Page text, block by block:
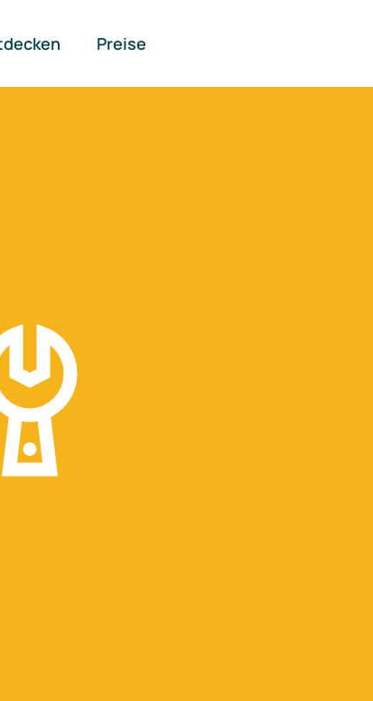
Preise